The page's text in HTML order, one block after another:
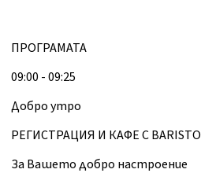
ПРОГРАМАТА
09:00 - 09:25
Добро утро
РЕГИСТРАЦИЯ И КАФЕ С BARISTO
За Вашето добро настроение